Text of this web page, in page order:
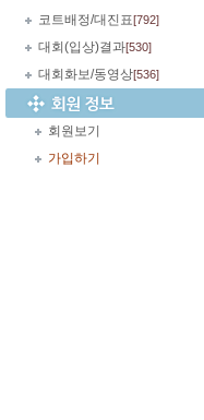
코트배정/대진표[792]
대회(입상)결과[530]
대회화보/동영상[536]
회원보기
가입하기